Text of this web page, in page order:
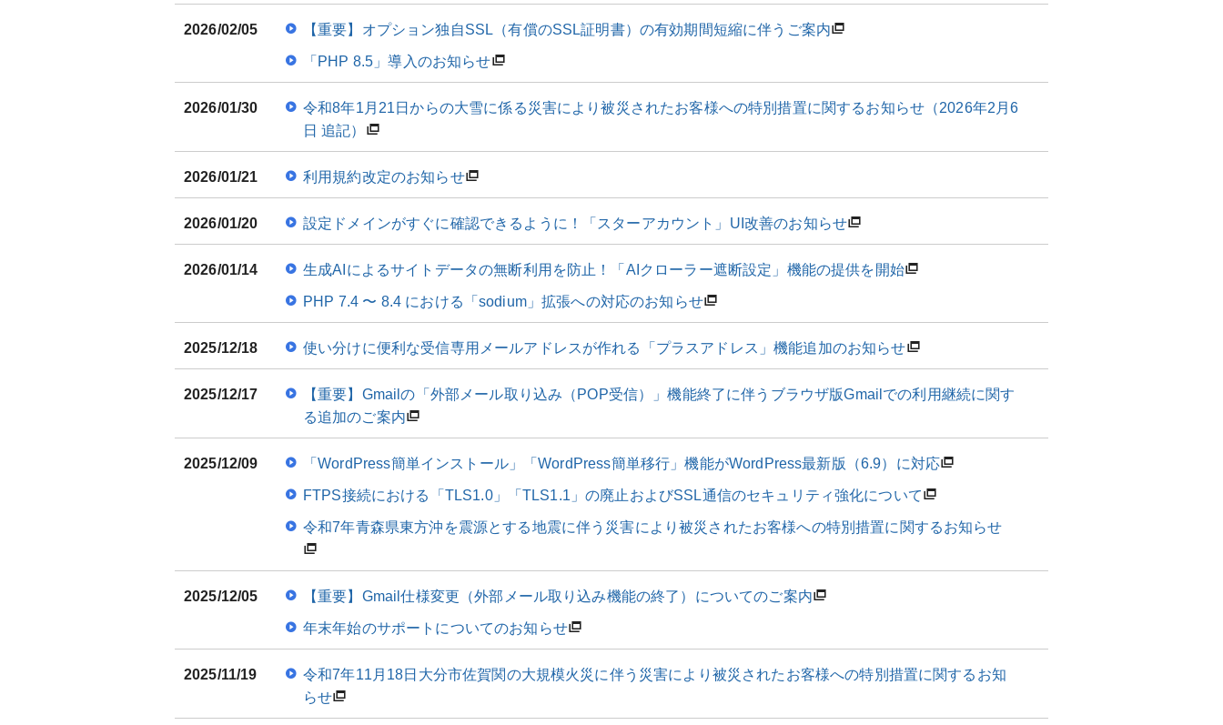
2026/02/05 【重要】オプション独自SSL（有償のSSL証明書）の有効期間短縮に伴うご案内
「PHP 8.5」導入のお知らせ
2026/01/30
令和8年1月21日からの大雪に係る災害により被災されたお客様への特別措置に関するお知らせ（2026年2月6
日 追記）
2026/01/21 利用規約改定のお知らせ
2026/01/20 設定ドメインがすぐに確認できるように！「スターアカウント」UI改善のお知らせ
2026/01/14 生成AIによるサイトデータの無断利用を防止！「AIクローラー遮断設定」機能の提供を開始
PHP 7.4 〜 8.4 における「sodium」拡張への対応のお知らせ
2025/12/18 使い分けに便利な受信専用メールアドレスが作れる「プラスアドレス」機能追加のお知らせ
2025/12/17
【重要】Gmailの「外部メール取り込み（POP受信）」機能終了に伴うブラウザ版Gmailでの利用継続に関す
る追加のご案内
2025/12/09 「WordPress簡単インストール」「WordPress簡単移行」機能がWordPress最新版（6.9）に対応
FTPS接続における「TLS1.0」「TLS1.1」の廃止およびSSL通信のセキュリティ強化について
令和7年青森県東方沖を震源とする地震に伴う災害により被災されたお客様への特別措置に関するお知らせ
2025/12/05 【重要】Gmail仕様変更（外部メール取り込み機能の終了）についてのご案内
年末年始のサポートについてのお知らせ
2025/11/19
令和7年11月18日大分市佐賀関の大規模火災に伴う災害により被災されたお客様への特別措置に関するお知
らせ